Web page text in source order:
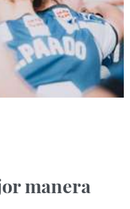
manera